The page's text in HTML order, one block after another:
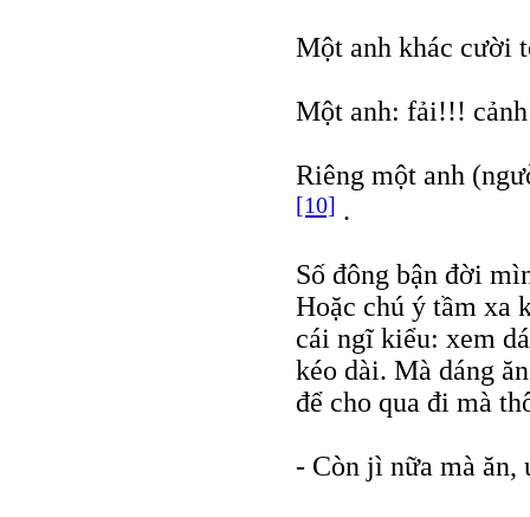
Một anh khác cười
Một anh: fải!!!
Riêng một anh
[10] .
Số đông bận đời
Hoặc chú ý tầm xa
cái ngĩ kiểu: xem
kéo dài. Mà dáng
để cho qua đi mà
- Còn jì nữa mà ăn,